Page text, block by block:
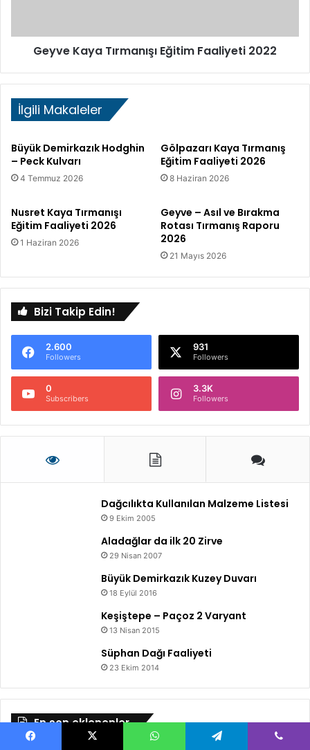
Geyve Kaya Tırmanışı Eğitim Faaliyeti 2022
İlgili Makaleler
Büyük Demirkazık Hodghin
– Peck Kulvarı
4 Temmuz 2026
Gölpazarı Kaya Tırmanış
Eğitim Faaliyeti 2026
8 Haziran 2026
Nusret Kaya Tırmanışı
Eğitim Faaliyeti 2026
1 Haziran 2026
Geyve – Asıl ve Bırakma
Rotası Tırmanış Raporu
2026
21 Mayıs 2026
Bizi Takip Edin!
2.600
Followers
931
Followers
0
Subscribers
3.3K
Followers
Dağcılıkta Kullanılan Malzeme Listesi
9 Ekim 2005
Aladağlar da ilk 20 Zirve
29 Nisan 2007
Büyük Demirkazık Kuzey Duvarı
18 Eylül 2016
Keşiştepe – Paçoz 2 Varyant
13 Nisan 2015
Süphan Dağı Faaliyeti
23 Ekim 2014
En son eklenenler